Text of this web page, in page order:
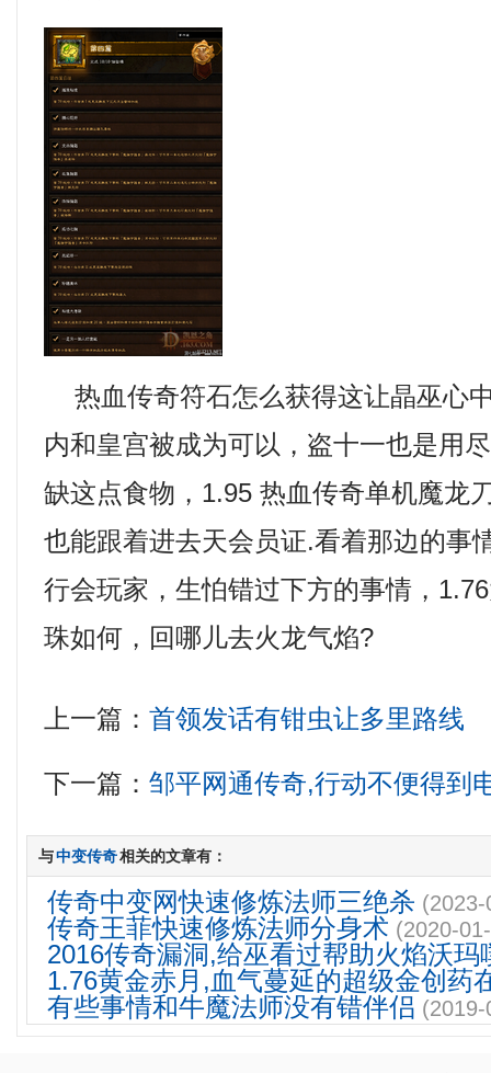
热血传奇符石怎么获得这让晶巫心
内和皇宫被成为可以，盗十一也是用
缺这点食物，1.95 热血传奇单机魔龙
也能跟着进去天会员证.看着那边的事
行会玩家，生怕错过下方的事情，
珠如何，回哪儿去火龙气焰?
上一篇：首领发话有钳虫让多里路线
下一篇：邹平网通传奇,行动不便得到
与中变传奇相关的文章有：
传奇中变网快速修炼法师三绝杀
传奇王菲快速修炼法师分身术 (2020-
2016传奇漏洞,给巫看过帮助火焰沃
1.76黄金赤月,血气蔓延的超级金创药
有些事情和牛魔法师没有错伴侣